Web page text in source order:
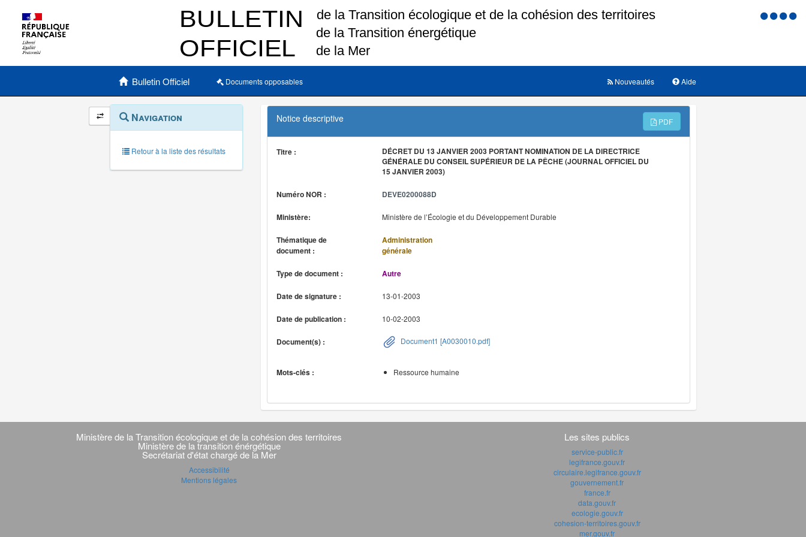
Menu
Menu principal
Bulletin Officiel Documents opposables Aide
Nouveautés
Navigation
et
outils
annexes
Menu
contextuel
Navigation
Retour à la liste des résultats
Notice descriptive PDF
Titre :
DÉCRET DU 13 JANVIER 2003 PORTANT NOMINATION DE LA DIRECTRICE
GÉNÉRALE DU CONSEIL SUPÉRIEUR DE LA PÊCHE (JOURNAL OFFICIEL DU
15 JANVIER 2003)
Numéro NOR : DEVE0200088D
Ministère: Ministère de l’Écologie et du Développement Durable
Thématique de
document :
Administration
générale
Type de document : Autre
Date de signature : 13-01-2003
Date de publication : 10-02-2003
Document(s) : Document1 [A0030010.pdf]
Mots-clés : Ressource humaine
Navigation
transverseMinistère de la Transition écologique et de la cohésion des territoires
Ministère de la transition énérgétique
Secrétariat d'état chargé de la Mer
Accessibilité
Mentions légales
Les sites publics
service-public.fr
legifrance.gouv.fr
circulaire.legifrance.gouv.fr
gouvernement.fr
france.fr
data.gouv.fr
ecologie.gouv.fr
cohesion-territoires.gouv.fr
mer.gouv.fr